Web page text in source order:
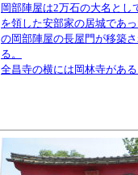
岡部陣屋は2万石の大名とし
を領した安部家の居城であ
の岡部陣屋の長屋門が移築
る。
全昌寺の横には岡林寺があ